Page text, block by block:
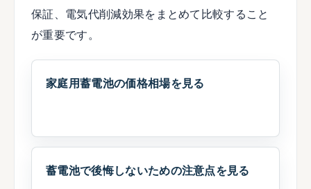
保証、電気代削減効果をまとめて比較すること
が重要です。
家庭用蓄電池の価格相場を見る
蓄電池で後悔しないための注意点を見る